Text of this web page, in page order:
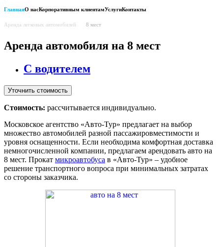
ГлавнаяО насКорпоративным клиентамУслугиКонтакты
Аренда легковых автомобилей 8 мест
Аренда автомобиля на 8 мест
С водителем
Уточнить стоимость
Стоимость: рассчитывается индивидуально.
Московское агентство «Авто-Тур» предлагает на выбор
множество автомобилей разной пассажировместимости и
уровня оснащенности. Если необходима комфортная доставка
немногочисленной компании, предлагаем арендовать авто на
8 мест. Прокат микроавтобуса в «Авто-Тур» – удобное
решение транспортного вопроса при минимальных затратах
со стороны заказчика.